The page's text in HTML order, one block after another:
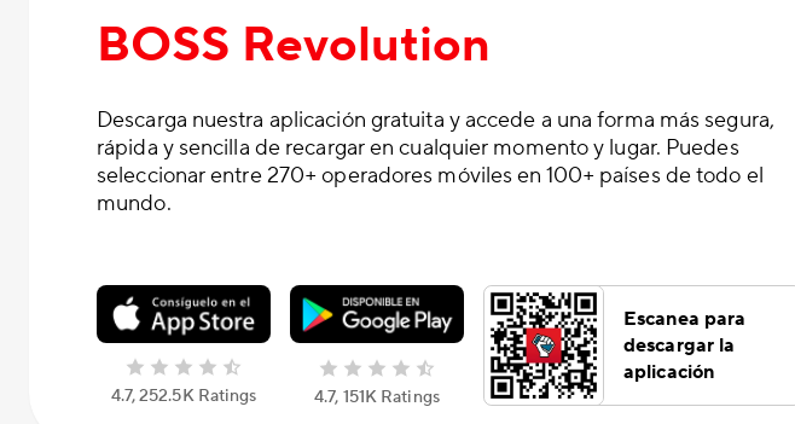
BOSS Revolution
Descarga nuestra aplicación gratuita y accede a una forma más segura,
rápida y sencilla de recargar en cualquier momento y lugar. Puedes
seleccionar entre 270+ operadores móviles en 100+ países de todo el
mundo.
4.7, 252.5K Ratings 4.7, 151K Ratings
Escanea para
descargar la
aplicación